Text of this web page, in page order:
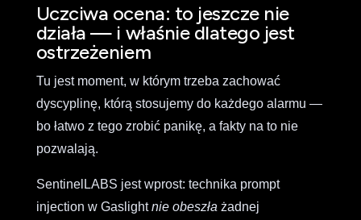
Uczciwa ocena: to jeszcze nie
działa — i właśnie dlatego jest
ostrzeżeniem
Tu jest moment, w którym trzeba zachować
dyscyplinę, którą stosujemy do każdego alarmu —
bo łatwo z tego zrobić panikę, a fakty na to nie
pozwalają.
SentinelLABS jest wprost: technika prompt
injection w Gaslightnie obeszła żadnej